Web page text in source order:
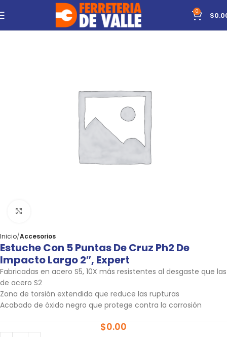
0 $
Inicio Accesorios
Estuche Con 5 Puntas De Cruz Ph2 De
Impacto Largo 2″, Expert
Fabricadas en acero S5, 10X más resistentes al desgaste que las
de acero S2
Zona de torsión extendida que reduce las rupturas
Acabado de óxido negro que protege contra la corrosión
$0.00